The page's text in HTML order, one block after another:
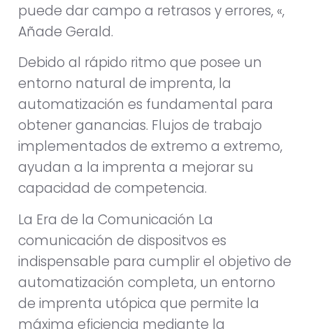
puede dar campo a retrasos y errores, «,
Añade Gerald.
Debido al rápido ritmo que posee un
entorno natural de imprenta, la
automatización es fundamental para
obtener ganancias. Flujos de trabajo
implementados de extremo a extremo,
ayudan a la imprenta a mejorar su
capacidad de competencia.
La Era de la Comunicación La
comunicación de dispositvos es
indispensable para cumplir el objetivo de
automatización completa, un entorno
de imprenta utópica que permite la
máxima eficiencia mediante la